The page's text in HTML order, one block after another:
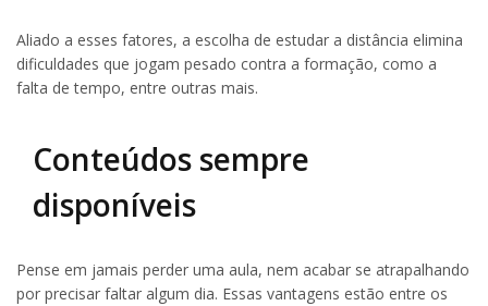
Aliado a esses fatores, a escolha de estudar a distância elimina
dificuldades que jogam pesado contra a formação, como a
falta de tempo, entre outras mais.
Conteúdos sempre
disponíveis
Pense em jamais perder uma aula, nem acabar se atrapalhando
por precisar faltar algum dia. Essas vantagens estão entre os